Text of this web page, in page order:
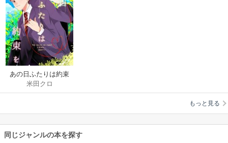
あの日ふたりは約束
を
米田クロ
もっと見る
同じジャンルの本を探す